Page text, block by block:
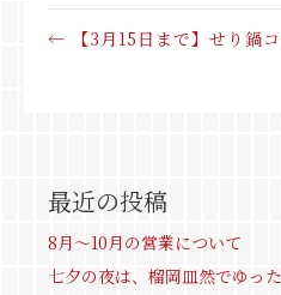
← 【3月15日まで】せり鍋
最近の投稿
8月～10月の営業について
七夕の夜は、榴岡皿然でゆった